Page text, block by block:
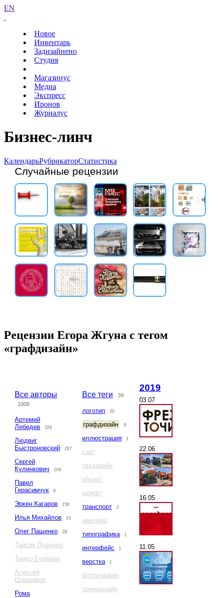
EN
Новое
Инвентарь
Задизайнено
Студия
Магазинус
Медиа
Экспресс
Иронов
Журналус
Бизнес-линч
КалендарьРубрикаторСтатистика
Случайные рецензии
Рецензии Егора Жгуна с тегом
«графдизайн»
Все авторы
1009
Артемий
Лебедев
329
Людвиг
Быстроновский
287
Сергей
Кулинкович
104
Павел
Герасимчук
6
Эркен Кагаров 156
Илья Михайлов 15
Олег Пащенко 28
Таисия Лушенко
Тимур Бурбаев
Алексей
Шаршаков
Рома
Все теги 39
логотип 20
графдизайн 8
иллюстрация 1
сайт
техдизайн
объект
шрифт
транспорт
2
реклама
типографика
1
интерфейс 1
верстка 1
фотография
промдизайн
2019
03.07
22.06
16.05
11.05